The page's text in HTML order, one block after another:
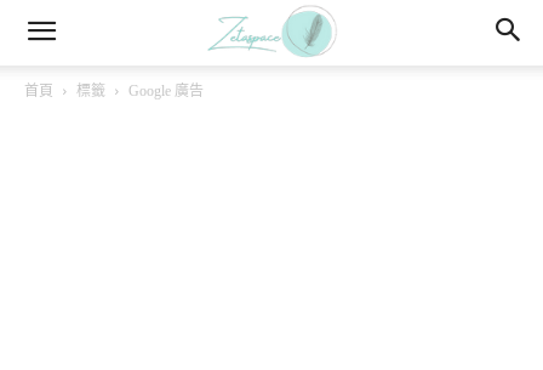
首頁 標籤 Google 廣告